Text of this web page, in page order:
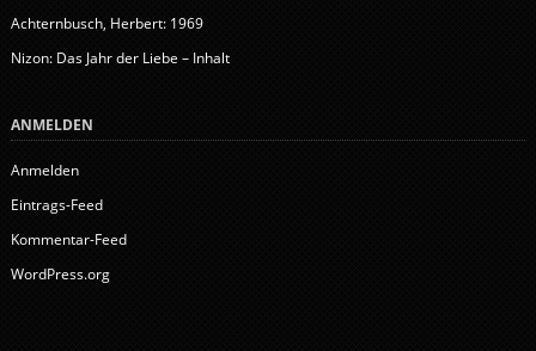
Achternbusch, Herbert: 1969
Nizon: Das Jahr der Liebe – Inhalt
ANMELDEN
Anmelden
Eintrags-Feed
Kommentar-Feed
WordPress.org